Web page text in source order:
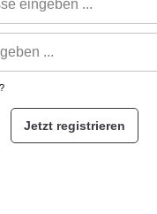
Jetzt registrieren